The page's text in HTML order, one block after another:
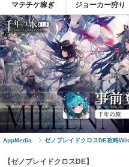
マテチケ稼ぎ ジョーカー狩り
AppMedia ゼノブレイドクロスDE攻略
【ゼノブレイドクロスDE】